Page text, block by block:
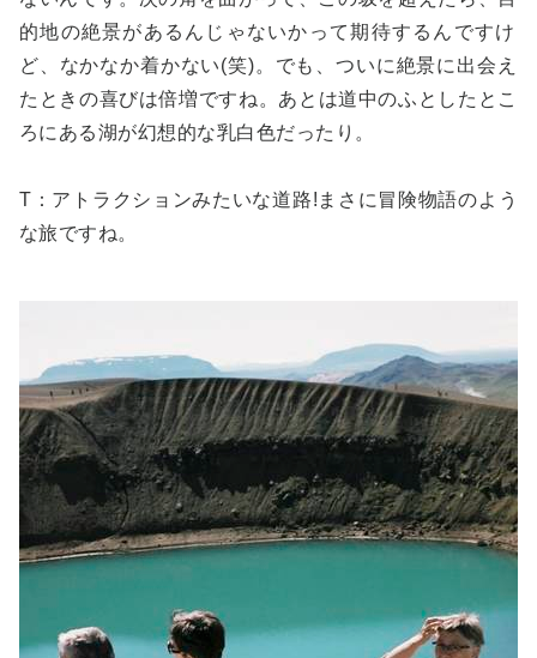
的地の絶景があるんじゃないかって期待するんですけ
ど、なかなか着かない(笑)。でも、ついに絶景に出会え
たときの喜びは倍増ですね。あとは道中のふとしたとこ
ろにある湖が幻想的な乳白色だったり。
T：アトラクションみたいな道路!まさに冒険物語のよう
な旅ですね。